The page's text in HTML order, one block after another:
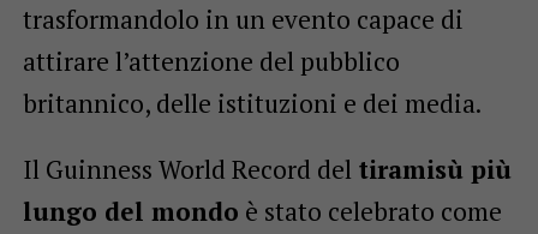
trasformandolo in un evento capace di
attirare l’attenzione del pubblico
britannico, delle istituzioni e dei media.
Il Guinness World Record del tiramisù più
lungo del mondo è stato celebrato come